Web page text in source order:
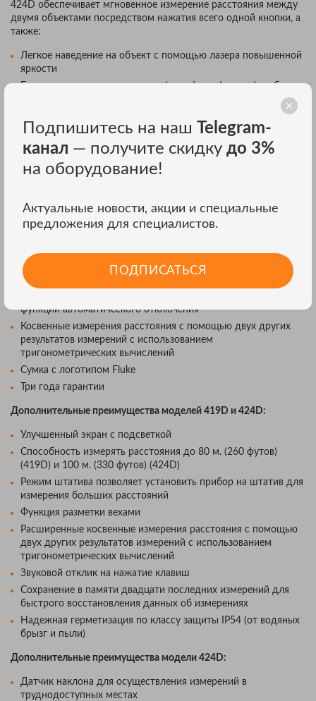
424D обеспечивает мгновенное измерение расстояния между
двумя объектами посредством нажатия всего одной кнопки, а
также:
Легкое наведение на объект с помощью лазера повышенной
яркости
Быстрое вычисление площади (в кв. футах/метрах) и объема
Простая в применении функция суммирования и вычитания
Все дальномеры отличаются:
Снижение количества ошибок при сборе данных, экономия
времени и средств
Мгновенное измерение одной кнопкой
Легкое суммирование и вычитание
Легкое суммирование и вычитание
Функция вычисления максимума и минимума
функции автоматического отключения
Косвенные измерения расстояния с помощью двух других
результатов измерений с использованием
тригонометрических вычислений
Сумка с логотипом Fluke
Три года гарантии
Дополнительные преимущества моделей 419D и 424D:
Улучшенный экран с подсветкой
Способность измерять расстояния до 80 м. (260 футов)
(419D) и 100 м. (330 футов) (424D)
Режим штатива позволяет установить прибор на штатив для
измерения больших расстояний
Функция разметки вехами
Расширенные косвенные измерения расстояния с помощью
двух других результатов измерений с использованием
тригонометрических вычислений
Звуковой отклик на нажатие клавиш
Сохранение в памяти двадцати последних измерений для
быстрого восстановления данных об измерениях
Надежная герметизация по классу защиты IP54 (от водяных
брызг и пыли)
Дополнительные преимущества модели 424D:
Датчик наклона для осуществления измерений в
труднодоступных местах
Подпишитесь на наш Telegram-
канал — получите скидку до 3%
на оборудование!
Актуальные новости, акции и специальные
предложения для специалистов.
ПОДПИСАТЬСЯ